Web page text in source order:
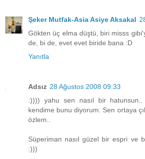
Şeker Mutfak-Asia Asiye Aksakal
Gökten üç elma düştü, biri misss
de, bi de, evet evet biride bana :D
Yanıtla
Adsız 28 Ağustos 2008 09:33
:)))) yahu sen nasıl bir
kendime bunu diyorum. Sen ortaya
özlem..
Süperiman nasıl güzel bir espri ve
:)))